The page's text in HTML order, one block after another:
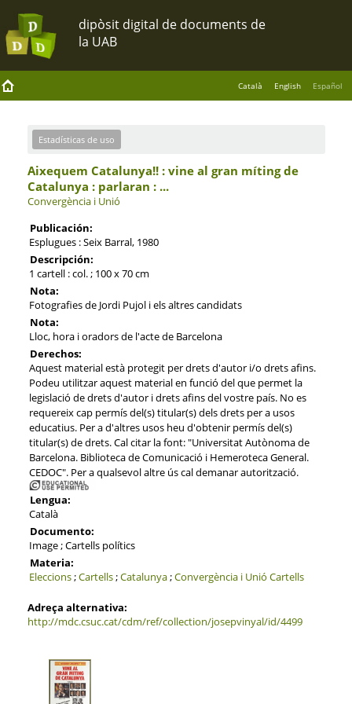
Català English Español
Estadísticas de uso
Aixequem Catalunya!! : vine al gran míting de
Catalunya : parlaran : ...
Convergència i Unió
Publicación:
Esplugues : Seix Barral, 1980
Descripción:
1 cartell : col. ; 100 x 70 cm
Nota:
Fotografies de Jordi Pujol i els altres candidats
Nota:
Lloc, hora i oradors de l'acte de Barcelona
Derechos:
Aquest material està protegit per drets d'autor i/o drets afins.
Podeu utilitzar aquest material en funció del que permet la
legislació de drets d'autor i drets afins del vostre país. No es
requereix cap permís del(s) titular(s) dels drets per a usos
educatius. Per a d'altres usos heu d'obtenir permís del(s)
titular(s) de drets. Cal citar la font: "Universitat Autònoma de
Barcelona. Biblioteca de Comunicació i Hemeroteca General.
CEDOC". Per a qualsevol altre ús cal demanar autorització.
Lengua:
Català
Documento:
Image ; Cartells polítics
Materia:
Eleccions;Cartells;Catalunya;Convergència i Unió Cartells
Adreça alternativa:
http://mdc.csuc.cat/cdm/ref/collection/josepvinyal/id/4499